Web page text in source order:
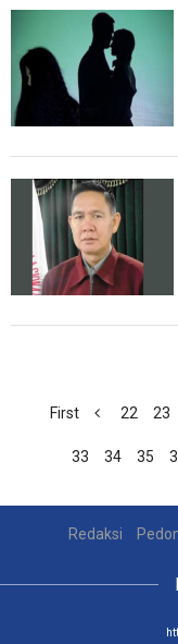
First 22 23
33 34 35
Redaksi